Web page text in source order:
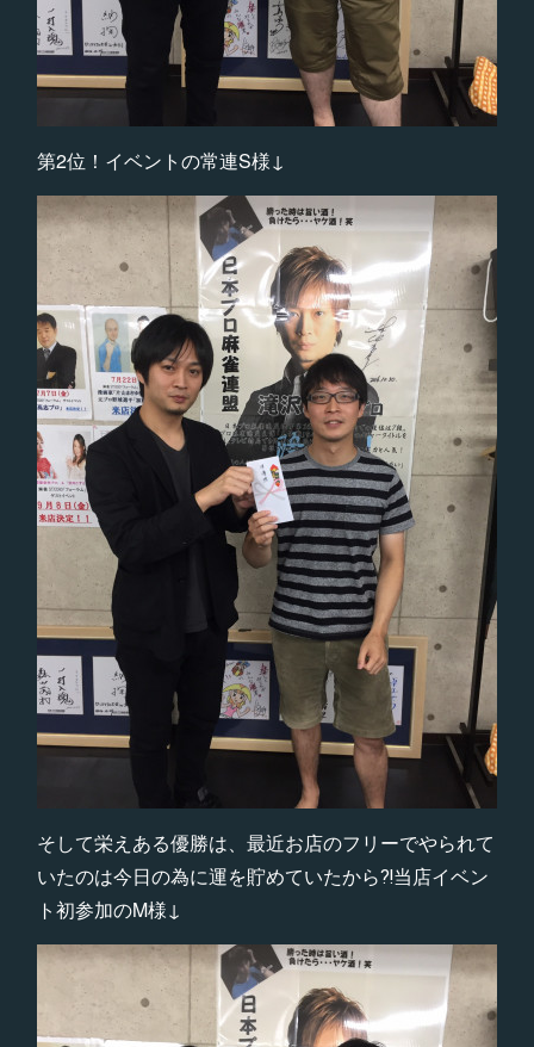
第2位！イベントの常連S様↓
そして栄えある優勝は、最近お店のフリーでやられて
いたのは今日の為に運を貯めていたから⁈当店イベン
ト初参加のM様↓